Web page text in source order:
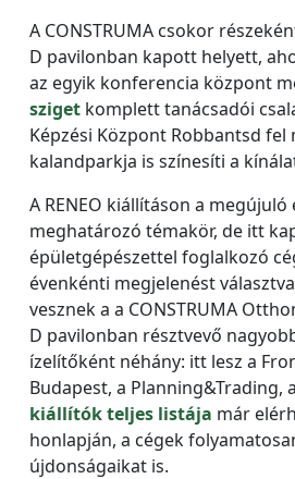
A CONSTRUMA csokor
D pavilonban kapott helyett,
az egyik konferencia központ
sziget komplett tanácsadói
Képzési Központ Robbantsd fel
kalandparkja is színesíti a
A RENEO kiállításon a megújuló
meghatározó témakör, de itt
épületgépészettel foglalkozó
évenkénti megjelenést
vesznek a a CONSTRUMA
D pavilonban résztvevő
ízelítőként néhány: itt lesz a
Budapest, a Planning&Trading,
kiállítók teljes listája már
honlapján, a cégek
újdonságaikat is.